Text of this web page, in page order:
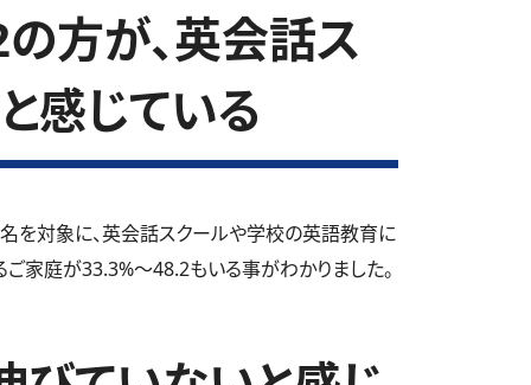
方が、英会話ス
感じている
を対象に、英会話スクールや学校の英語教育に
ご家庭が33.3%～48.2もいる事がわかりました。